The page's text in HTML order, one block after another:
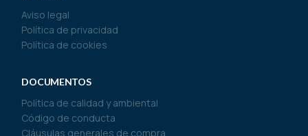
Aviso legal
Política de privacidad
Política de cookies
DOCUMENTOS
Política de calidad y ambiental
Código de conducta
Cláusulas generales de compra